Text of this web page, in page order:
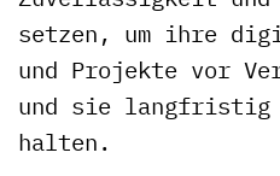
setzen, um ihre
und Projekte vor
und sie langfristig
halten.